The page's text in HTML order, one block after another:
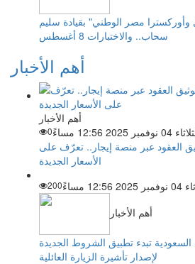
وأوركسترا مصر الوطني" بقيادة سليم
سحاب.. والاختبارات 8 أغسطس
أهم الأخبار
أهم الأخبار
نوفمبر 2025 12:56 مساءً
0
العقود عبر منصة إيجار.. تعرّف على
الأسعار الجديدة
12:56 مساءً
200
أهم الأخبار
السعودية تبدء تطبيق الشروط الجديدة
لإصدار تأشيرة الزيارة العائلية